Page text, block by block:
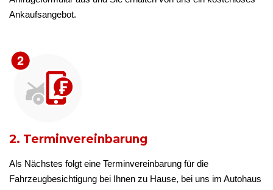
Ankaufsangebot.
2. Terminvereinbarung
Als Nächstes folgt eine Terminvereinbarung für die
Fahrzeugbesichtigung bei Ihnen zu Hause, bei uns im Autohaus